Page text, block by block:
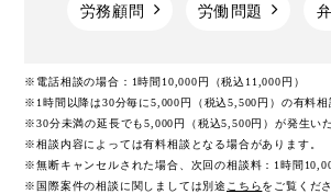
労務顧問 労働問題
※電話相談の場合：1時間10,000円（税込11,000円）
※1時間以降は30分毎に5,000円（税込5,500円）の有料相
※30分未満の延長でも5,000円（税込5,500円）が発生い
※相談内容によっては有料相談となる場合があります。
※無断キャンセルされた場合、次回の相談料：1時間
※国際案件の相談に関しましては別途 こちらをご覧くださ